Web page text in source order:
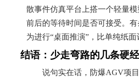
散事件仿真平台上搭一个轻量
前后的等待时间是否可接受。
为进行“桌面推演”，比单纯纸面
结语：少走弯路的几条硬
说句实在话，防爆AGV项